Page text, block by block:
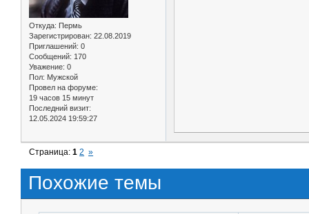
Откуда: Пермь
Зарегистрирован: 22.08.2019
Приглашений: 0
Сообщений: 170
Уважение: 0
Пол: Мужской
Провел на форуме:
19 часов 15 минут
Последний визит:
12.05.2024 19:59:27
Страница:1 2 »
Похожие темы